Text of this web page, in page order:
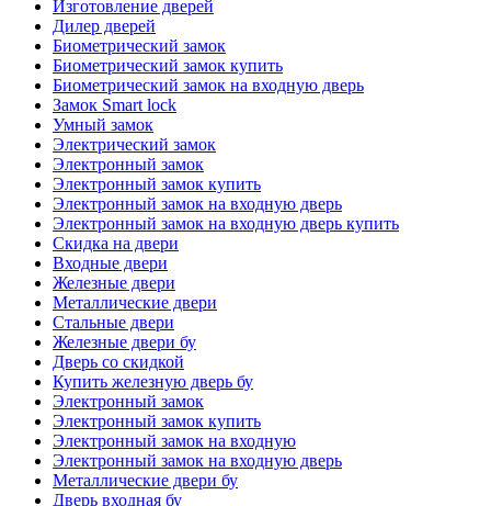
Изготовление дверей
Дилер дверей
Биометрический замок
Биометрический замок купить
Биометрический замок на входную дверь
Замок Smart lock
Умный замок
Электрический замок
Электронный замок
Электронный замок купить
Электронный замок на входную дверь
Электронный замок на входную дверь купить
Скидка на двери
Входные двери
Железные двери
Металлические двери
Стальные двери
Железные двери бу
Дверь со скидкой
Купить железную дверь бу
Электронный замок
Электронный замок купить
Электронный замок на входную
Электронный замок на входную дверь
Металлические двери бу
Дверь входная бу